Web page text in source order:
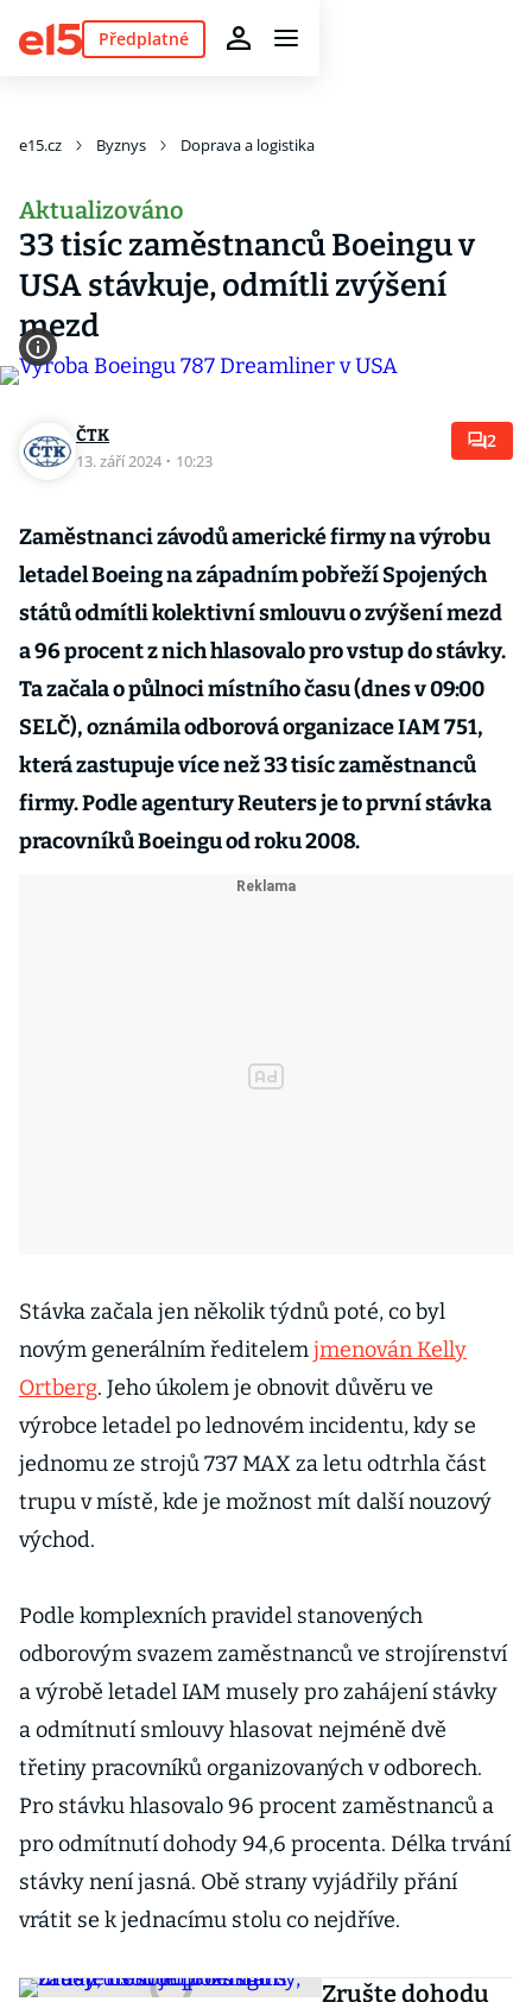
Předplatné
e15.cz Byznys Doprava a logistika
Aktualizováno
33 tisíc zaměstnanců Boeingu v
USA stávkuje, odmítli zvýšení
mezd
ČTK
13. září 2024 · 10:23
2
Zaměstnanci závodů americké firmy na výrobu
letadel Boeing na západním pobřeží Spojených
států odmítli kolektivní smlouvu o zvýšení mezd
a 96 procent z nich hlasovalo pro vstup do stávky.
Ta začala o půlnoci místního času (dnes v 09:00
SELČ), oznámila odborová organizace IAM 751,
která zastupuje více než 33 tisíc zaměstnanců
firmy. Podle agentury Reuters je to první stávka
pracovníků Boeingu od roku 2008.
Stávka začala jen několik týdnů poté, co byl
novým generálním ředitelemjmenován Kelly
Ortberg. Jeho úkolem je obnovit důvěru ve
výrobce letadel po lednovém incidentu, kdy se
jednomu ze strojů 737 MAX za letu odtrhla část
trupu v místě, kde je možnost mít další nouzový
východ.
Podle komplexních pravidel stanovených
odborovým svazem zaměstnanců ve strojírenství
a výrobě letadel IAM musely pro zahájení stávky
a odmítnutí smlouvy hlasovat nejméně dvě
třetiny pracovníků organizovaných v odborech.
Pro stávku hlasovalo 96 procent zaměstnanců a
pro odmítnutí dohody 94,6 procenta. Délka trvání
stávky není jasná. Obě strany vyjádřily přání
vrátit se k jednacímu stolu co nejdříve.
Zrušte dohodu